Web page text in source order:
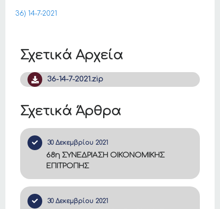
Σχετικά Αρχεία
36-14-7-2021.zip
Σχετικά Άρθρα
30 Δεκεμβρίου 2021
68η ΣΥΝΕΔΡΙΑΣΗ ΟΙΚΟΝΟΜΙΚΗΣ
ΕΠΙΤΡΟΠΗΣ
30 Δεκεμβρίου 2021
36) 14-7-2021